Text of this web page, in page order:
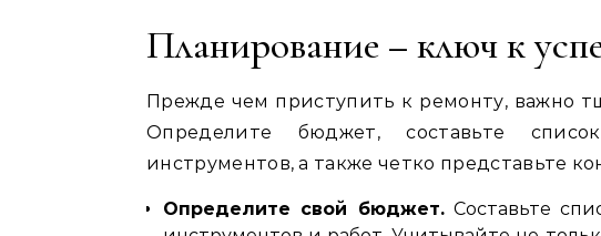
Планирование – ключ к
Прежде чем приступить к ремонту‚ важно
Определите бюджет‚ составьте
инструментов‚ а также четко представьте
Определите свой бюджет.Составьте